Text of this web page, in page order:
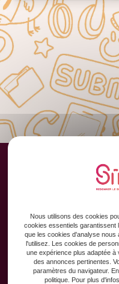
Animation
Formation
Nous utilisons des cookies
cookies essentiels garantissent
que les cookies d'analyse nous
l'utilisez. Les cookies de
une expérience plus adaptée
des annonces pertinentes.
paramètres du navigateur.
politique. Pour plus